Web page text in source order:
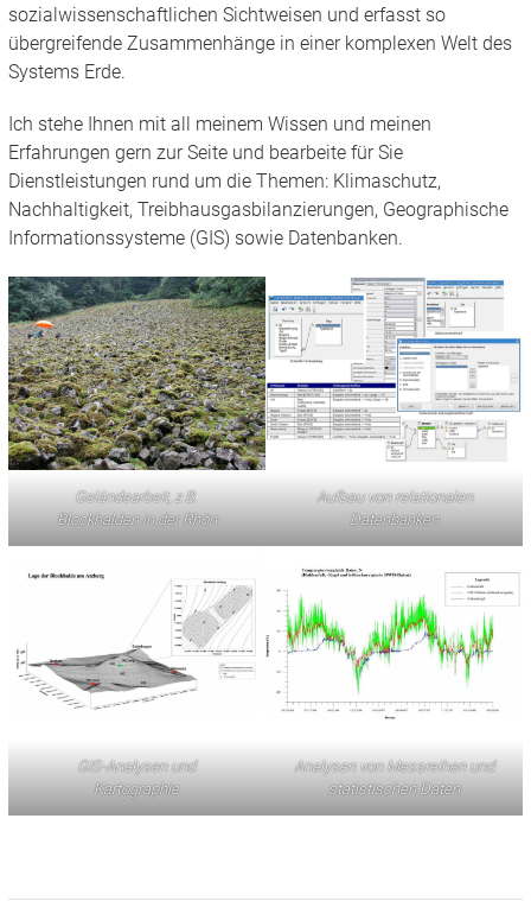
sozialwissenschaftlichen Sichtweisen und erfasst so
übergreifende Zusammenhänge in einer komplexen Welt des
Systems Erde.
Ich stehe Ihnen mit all meinem Wissen und meinen
Erfahrungen gern zur Seite und bearbeite für Sie
Dienstleistungen rund um die Themen: Klimaschutz,
Nachhaltigkeit, Treibhausgasbilanzierungen, Geographische
Informationssysteme (GIS) sowie Datenbanken.
Geländearbeit, z.B.
Blockhalden in der Rhön
Aufbau von relationalen
Datenbanken
GIS-Analysen und
Kartographie
Analysen von Messreihen und
statistischen Daten